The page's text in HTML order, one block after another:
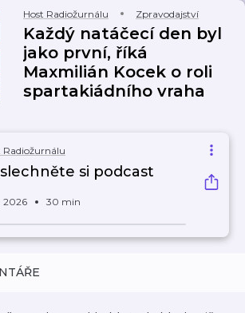
Host Radiožurnálu Zpravodajství
Každý natáčecí den byl
jako první, říká
Maxmilián Kocek o roli
spartakiádního vraha
Radiožurnálu
si podcast
2026 30 min